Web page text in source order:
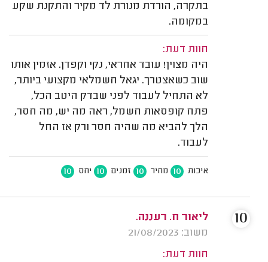
בתקרה, הורדת מנורת לד מקיר והתקנת שקע
במקומה.
חוות דעת:
היה מצוין! עובד אחראי, נקי וקפדן. אזמין אותו
שוב כשאצטרך. יגאל חשמלאי מקצועי ביותר,
לא התחיל לעבוד לפני שבדק היטב הכל,
פתח קופסאות חשמל, ראה מה יש, מה חסר,
הלך להביא מה שהיה חסר ורק אז החל
לעבוד.
איכות 10 מחיר 10 זמנים 10 יחס 10
ליאור ח. רעננה.
משוב: 21/08/2023
חוות דעת:
10